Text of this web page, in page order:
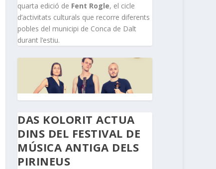
quarta edició de Fent Rogle, el cicle
d’activitats culturals que recorre diferents
pobles del municipi de Conca de Dalt
durant l’estiu.
DAS KOLORIT ACTUA
DINS DEL FESTIVAL DE
MÚSICA ANTIGA DELS
PIRINEUS